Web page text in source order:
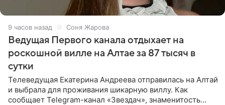
9 часов назад Соня Жарова
Ведущая Первого канала отдыхает на
роскошной вилле на Алтае за 87 тысяч в
сутки
Телеведущая Екатерина Андреева отправилась на Алтай
и выбрала для проживания шикарную виллу. Как
сообщает Telegram-канал «Звездач», знаменитость